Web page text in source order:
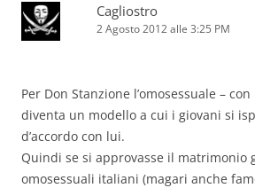
Cagliostro
2 Agosto 2012 alle 3:25 PM
Per Don Stanzione l’omosessuale –
diventa un modello a cui i giovani si
d’accordo con lui.
Quindi se si approvasse il matrimonio
omosessuali italiani (magari anche